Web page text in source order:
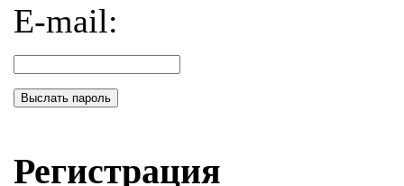
E-mail:
Выслать пароль
Регистрация